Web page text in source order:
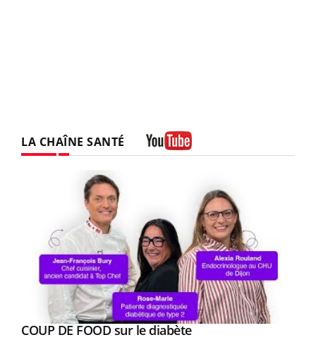
LA CHAÎNE SANTÉ
Youtube
COUP DE FOOD sur le diabèteYoutube